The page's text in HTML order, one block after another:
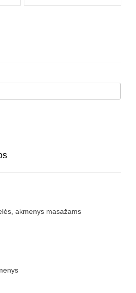
akmenys masažams